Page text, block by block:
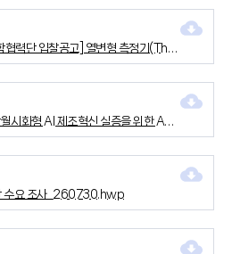
[한국공학대학교 산학협력단 입찰공고] 열변형 측정기(Thermomechanical Characterization System).zip
[공고문] 2026년 반월시화형 AI 제조혁신 실증을 위한 AX 허브 구축 사업 모집 공고문_20260730.hwp
수요 조사_260730.hwp